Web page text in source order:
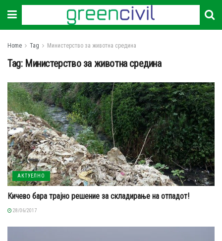
Home Tag Министерство за животна средина
Tag: Министерство за животна средина
АКТУЕЛНО
Кичево бара трајно решение за складирање на отпадот!
28/06/2017